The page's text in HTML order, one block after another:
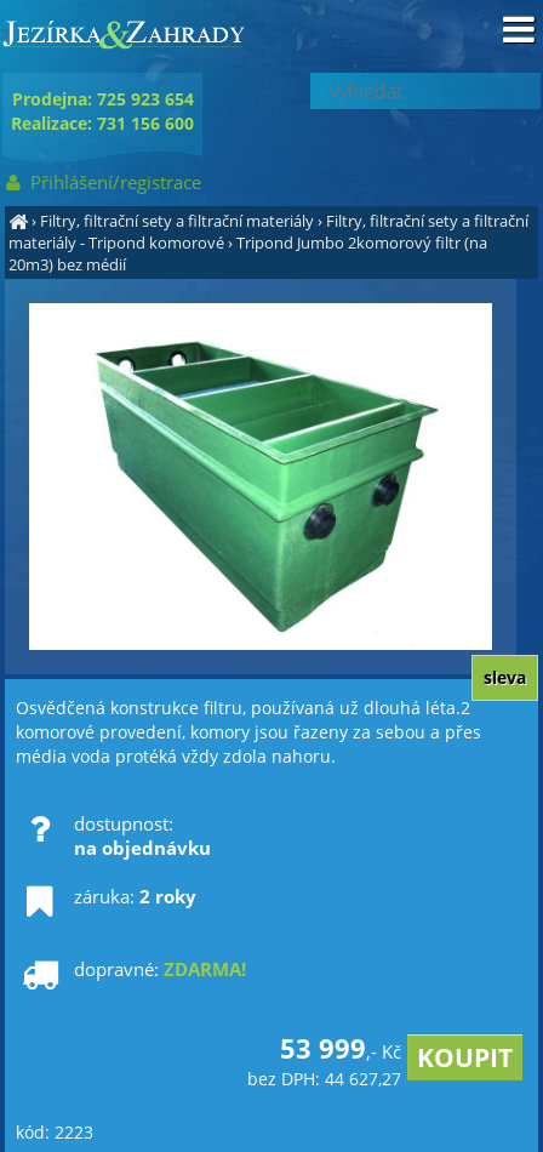
› Filtry, filtrační sety a filtrační materiály› Filtry, filtrační sety a filtrační
materiály - Tripond komorové›Tripond Jumbo 2komorový filtr (na
20m3) bez médií
Osvědčená konstrukce filtru, používaná už dlouhá léta.2
komorové provedení, komory jsou řazeny za sebou a přes
média voda protéká vždy zdola nahoru.
sleva
dostupnost:
na objednávku
záruka: 2 roky
dopravné: ZDARMA!
53 999,- Kč
bez DPH: 44 627,27
kód: 2223
Prodejna: 725 923 654
Realizace: 731 156 600
Přihlášení/registrace